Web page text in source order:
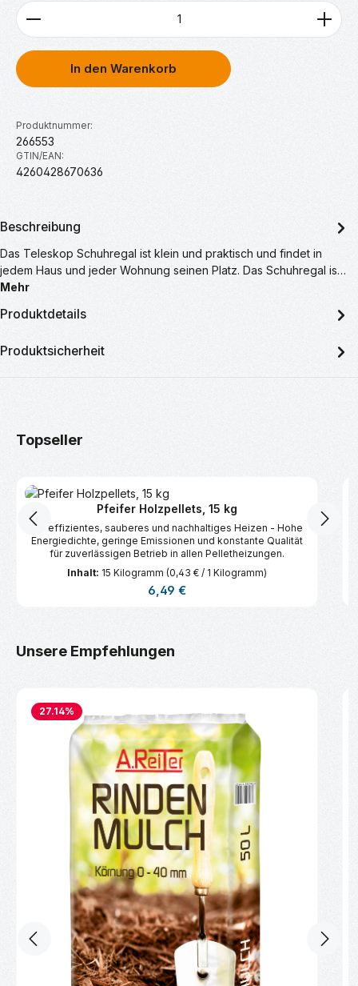
Produkt Anzahl: Gib den gewünschten Wert ein
In den Warenkorb
Produktnummer:
266553
GTIN/EAN:
4260428670636
Beschreibung
Das Teleskop Schuhregal ist klein und praktisch und findet in
jedem Haus und jeder Wohnung seinen Platz. Das Schuhregal is…
Mehr
Produktdetails
Produktsicherheit
Produktgalerie überspringen
Topseller
Pfeifer Holzpellets, 15 kg
Für effizientes, sauberes und nachhaltiges Heizen - Hohe
Energiedichte, geringe Emissionen und konstante Qualität
für zuverlässigen Betrieb in allen Pelletheizungen.
Inhalt: 15 Kilogramm (0,43 € / 1 Kilogramm)
Regulärer Preis:
6,49 €
Produktgalerie überspringen
Unsere Empfehlungen
27.14%